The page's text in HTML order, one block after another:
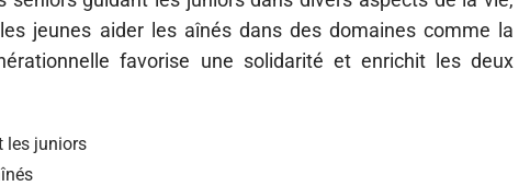
jeunes aider les aînés dans des domaines comme la
favorise une solidarité et enrichit les deux
les juniors